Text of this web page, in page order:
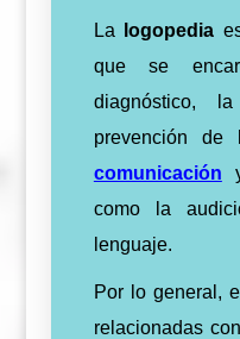
La logopedia
que se
diagnóstico,
prevención de
comunicación
como la
lenguaje.
Por lo general,
relacionadas